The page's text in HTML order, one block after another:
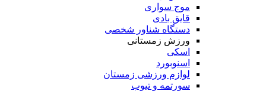
موج سواری
قایق بادی
دستگاه شناور شخصی
ورزش زمستانی
اسکی
اسنوبورد
لوازم ورزشی زمستان
سورتمه و تیوب